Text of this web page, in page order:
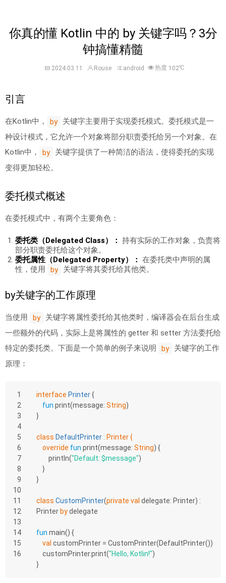
你真的懂 Kotlin 中的 by 关键字吗？3分
钟搞懂精髓
2024.03.11 Rouse android 热度 102℃
引言
在Kotlin中， by
关键字主要用于实现委托模式。委托模式是一
种设计模式，它允许一个对象将部分职责委托给另一个对象。在
Kotlin中，
by
关键字提供了一种简洁的语法，使得委托的实现
变得更加轻松。
委托模式概述
在委托模式中，有两个主要角色：
委托类（Delegated Class）： 持有实际的工作对象，负责将
部分职责委托给这个对象。
委托属性（Delegated Property）： 在委托类中声明的属
性，使用
by 关键字将其委托给其他类。
by关键字的工作原理
当使用 by
关键字将属性委托给其他类时，编译器会在后台生成
一些额外的代码，实际上是将属性的 getter 和 setter 方法委托给
特定的委托类。下面是一个简单的例子来说明
by
关键字的工作
原理：
1
2
3
4
5
6
7
8
9
10
11
12
13
14
15
16
interface Printer{
fun print(message: String)
}
class DefaultPrinter : Printer {
override fun print(message: String) {
        println(
"Default: $message")
    }
}
class CustomPrinter(private val delegate: Printer) :
Printer by delegate
fun main() {
val customPrinter = CustomPrinter(DefaultPrinter())
    customPrinter.print(
"Hello, Kotlin!")
}